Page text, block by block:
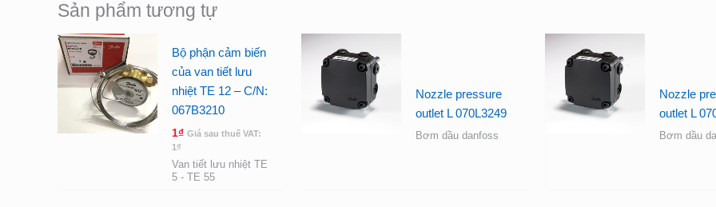
Sản phẩm tương tự
Bộ phận cảm biến
của van tiết lưu
nhiệt TE 12 – C/N:
067B3210
1₫ Giá sau thuế VAT:
1 ₫
Van tiết lưu nhiệt TE
5 - TE 55
Nozzle pressure
outlet L 070L3249
Bơm dầu danfoss
Nozzle
outlet L
Bơm dầu